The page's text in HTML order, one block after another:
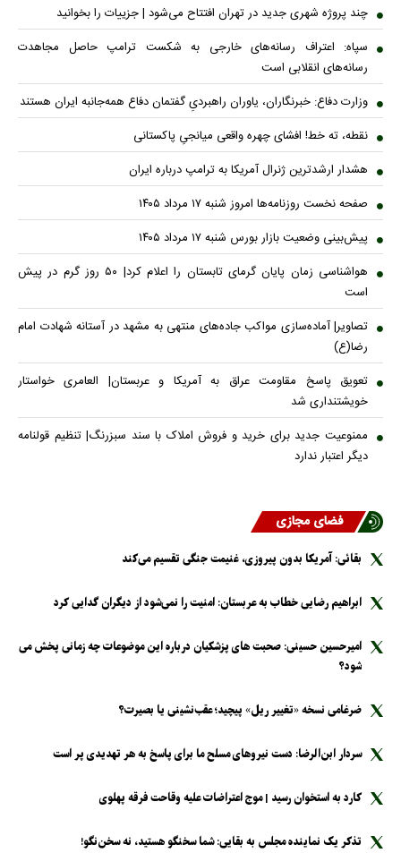
چند پروژه شهری جدید در تهران افتتاح می‌شود | جزییات را بخوانید
سپاه: اعتراف رسانه‌های خارجی به شکست ترامپ حاصل مجاهدت
رسانه‌های انقلابی است
وزارت دفاع: خبرنگاران، یاوران راهبردیِ گفتمان دفاع همه‌جانبه ایران هستند
نقطه، ته خط! افشای چهره واقعی میانجیِ پاکستانی
هشدار ارشدترین ژنرال آمریکا به ترامپ درباره ایران
صفحه نخست روزنامه‌ها امروز شنبه ۱۷ مرداد ۱۴۰۵
پیش‌بینی وضعیت بازار بورس شنبه ۱۷ مرداد ۱۴۰۵
هواشناسی زمان پایان گرمای تابستان را اعلام کرد| ۵۰ روز گرم در پیش
است
تصاویر| آماده‌سازی مواکب جاده‌های منتهی به مشهد در آستانه شهادت امام
رضا(ع)
تعویق پاسخ مقاومت عراق به آمریکا و عربستان| العامری خواستار
خویشتنداری شد
ممنوعیت جدید برای خرید و فروش املاک با سند سبزرنگ| تنظیم قولنامه
دیگر اعتبار ندارد
فضای مجازی
بقائی: آمریکا بدون پیروزی، غنیمت جنگی تقسیم می‌کند
ابراهیم رضایی خطاب به عربستان: امنیت را نمی‌شود از دیگران گدایی کرد
امیرحسین حسینی: صحبت های پزشکیان درباره این موضوعات چه زمانی پخش می
شود؟
ضرغامی نسخه «تغییر ریل» پیچید؛ عقب‌نشینی یا بصیرت؟
سردار ابن‌الرضا: دست نیرو‌های مسلح ما برای پاسخ به هر تهدیدی پر است
کارد به استخوان رسید | موج اعتراضات علیه وقاحت فرقه پهلوی
تذکر یک نماینده مجلس به بقایی: شما سخنگو هستید، نه سخن‌نگو!